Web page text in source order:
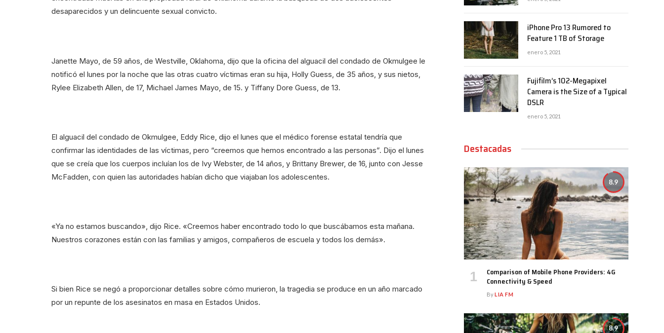
desaparecidos y un delincuente sexual convicto.
Janette Mayo, de 59 años, de Westville, Oklahoma, dijo que la oficina del alguacil del condado de Okmulgee le
notificó el lunes por la noche que las otras cuatro víctimas eran su hija, Holly Guess, de 35 años, y sus nietos,
Rylee Elizabeth Allen, de 17, Michael James Mayo, de 15. y Tiffany Dore Guess, de 13.
El alguacil del condado de Okmulgee, Eddy Rice, dijo el lunes que el médico forense estatal tendría que
confirmar las identidades de las víctimas, pero “creemos que hemos encontrado a las personas”. Dijo el lunes
que se creía que los cuerpos incluían los de Ivy Webster, de 14 años, y Brittany Brewer, de 16, junto con Jesse
McFadden, con quien las autoridades habían dicho que viajaban los adolescentes.
«Ya no estamos buscando», dijo Rice. «Creemos haber encontrado todo lo que buscábamos esta mañana.
Nuestros corazones están con las familias y amigos, compañeros de escuela y todos los demás».
Si bien Rice se negó a proporcionar detalles sobre cómo murieron, la tragedia se produce en un año marcado
por un repunte de los asesinatos en masa en Estados Unidos.
iPhone Pro 13 Rumored to
Feature 1 TB of Storage
enero 5, 2021
Fujifilm’s 102-Megapixel
Camera is the Size of a Typical
DSLR
enero 5, 2021
Destacadas
8.9
Comparison of Mobile Phone Providers: 4G
Connectivity & Speed
ByLIA FM
8.9